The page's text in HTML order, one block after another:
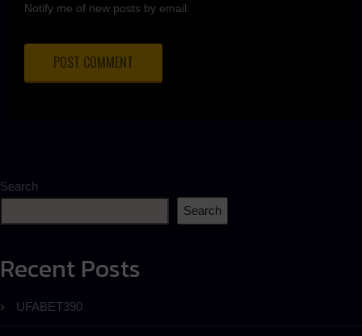
Notify me of new posts by email.
Search
Search
Recent Posts
UFABET390